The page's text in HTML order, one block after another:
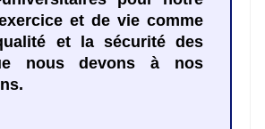
et de vie comme
et la sécurité des
nous devons à nos